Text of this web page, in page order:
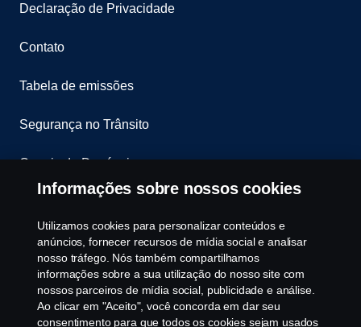
Declaração de Privacidade
Contato
Tabela de emissões
Segurança no Trânsito
Canais de Denúncia
Programa de Rotulagem Veicular
Política de Cookies
Configurações de cookies
Informações sobre nossos cookies
Utilizamos cookies para personalizar conteúdos e
anúncios, fornecer recursos de mídia social e analisar
nosso tráfego. Nós também compartilhamos
informações sobre a sua utilização do nosso site com
nossos parceiros de mídia social, publicidade e análise.
Ao clicar em "Aceito", você concorda em dar seu
consentimento para que todos os cookies sejam usados